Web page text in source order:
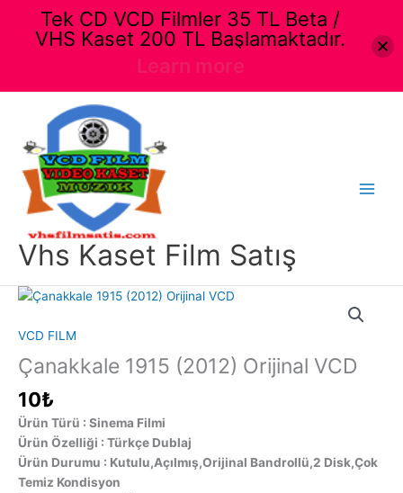
Vhs Kaset Film Satış
VCD FILM
Çanakkale 1915 (2012) Orijinal VCD
10₺
Ürün Türü : Sinema Filmi
Ürün Özelliği : Türkçe Dublaj
Ürün Durumu : Kutulu,Açılmış,Orijinal Bandrollü,2 Disk,Çok
Temiz Kondisyon
Tek CD VCD Filmler 35 TL Beta /
VHS Kaset 200 TL Başlamaktadır.
Learn more